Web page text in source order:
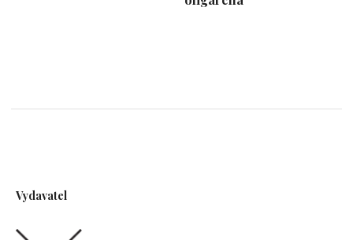
Vydavatel